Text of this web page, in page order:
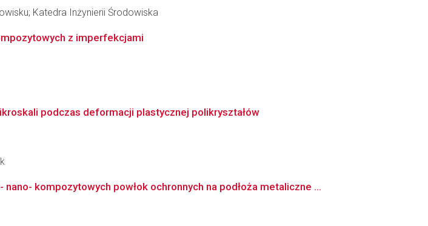
Katedra Inżynierii Środowiska
z imperfekcjami
podczas deformacji plastycznej polikryształów
kompozytowych powłok ochronnych na podłoża metaliczne ...